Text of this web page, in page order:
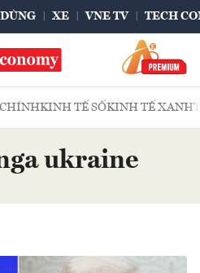
XE VNE TV TECH
KINH TẾ SỐKINH TẾ XANH
ukraine